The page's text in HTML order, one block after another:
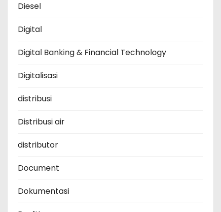
Diesel
Digital
Digital Banking & Financial Technology
Digitalisasi
distribusi
Distribusi air
distributor
Document
Dokumentasi